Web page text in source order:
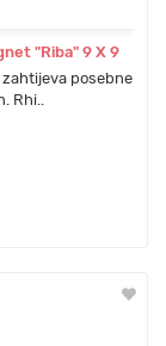
"Riba" 9 Х 9
posebne
Rhi..